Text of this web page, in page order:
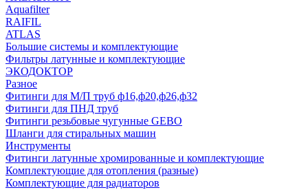
Aquafilter
RAIFIL
ATLAS
Большие системы и комплектующие
Фильтры латунные и комплектующие
ЭКОДОКТОР
Разное
Фитинги для М/П труб ф16,ф20,ф26,ф32
Фитинги для ПНД труб
Фитинги резьбовые чугунные GEBO
Шланги для стиральных машин
Инструменты
Фитинги латунные хромированные и комплектующие
Комплектующие для отопления (разные)
Комплектующие для радиаторов